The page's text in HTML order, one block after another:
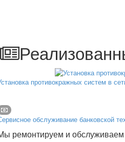
противокражных систем в
обслуживание банковской
ремонтируем и обслуживаем